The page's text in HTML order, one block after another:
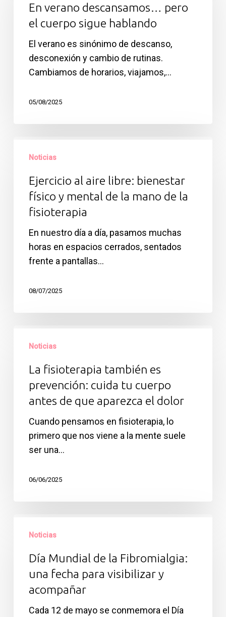
pero
cuerpo
sigue
hablando
En verano descansamos… pero
el cuerpo sigue hablando
El verano es sinónimo de descanso,
desconexión y cambio de rutinas.
Cambiamos de horarios, viajamos,…
05/08/2025
libre:
bienestar
físico
mental
fisioterapia
Noticias
Ejercicio al aire libre: bienestar
físico y mental de la mano de la
fisioterapia
En nuestro día a día, pasamos muchas
horas en espacios cerrados, sentados
frente a pantallas…
08/07/2025
fisioterapia
prevención:
cuida
cuerpo
Noticias
La fisioterapia también es
prevención: cuida tu cuerpo
antes de que aparezca el dolor
Cuando pensamos en fisioterapia, lo
primero que nos viene a la mente suele
ser una…
06/06/2025
Mundial
Fibromialgia:
fecha
Noticias
Día Mundial de la Fibromialgia:
una fecha para visibilizar y
acompañar
Cada 12 de mayo se conmemora el Día